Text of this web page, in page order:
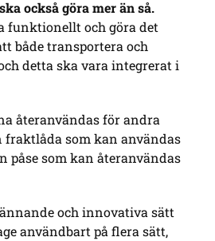
också göra mer än så.
funktionellt och göra det
både transportera och
detta ska vara integrerat i
återanvändas för andra
fraktlåda som kan användas
påse som kan återanvändas
och innovativa sätt
användbart på flera sätt,